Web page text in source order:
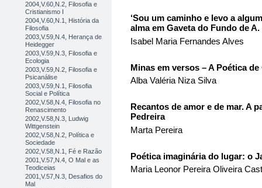
2004,V.60,N.2, Filosofia e
Cristianismo I
2004,V.60,N.1, História da
Filosofia
2003,V.59,N.4, Herança de
Heidegger
2003,V.59,N.3, Filosofia e
Ecologia
2003,V.59,N.2, Filosofia e
Psicanálise
2003,V.59,N.1, Filosofia
Social e Política
2002,V.58,N.4, Filosofia no
Renascimento
2002,V.58,N.3, Ludwig
Wittgenstein
2002,V.58,N.2, Política e
Sociedade
2002,V.58,N.1, Fé e Razão
2001,V.57,N.4, O Mal e as
Teodiceias
2001,V.57,N.3, Desafios do
Mal
‘Sou um caminho e levo a
alma em Gaveta do Fundo de
Isabel Maria Fernandes Alves
Minas em versos – A Poética
Alba Valéria Niza Silva
Recantos de amor e de mar. A
Pedreira
Marta Pereira
Poética imaginária do lugar: o
Maria Leonor Pereira Oliveira